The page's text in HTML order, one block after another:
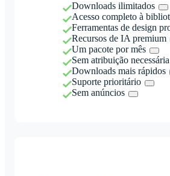
Downloads ilimitados
Acesso completo à
Ferramentas de design
Recursos de IA premium
Um pacote por mês
Sem atribuição necessária
Downloads mais rápidos
Suporte prioritário
Sem anúncios